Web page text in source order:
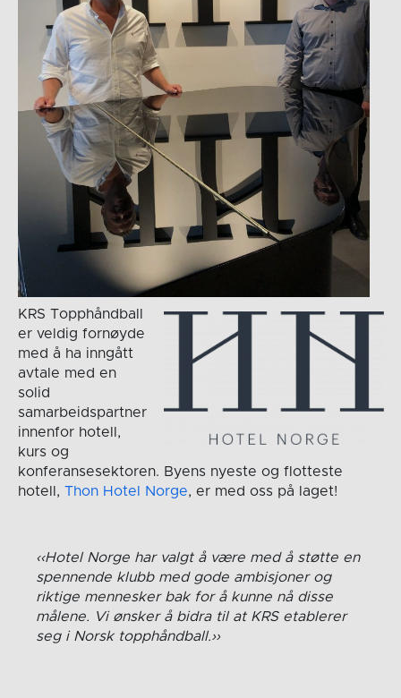
KRS Topphåndball
er veldig fornøyde
med å ha inngått
avtale med en
solid
samarbeidspartner
innenfor hotell,
kurs og
konferansesektoren. Byens nyeste og flotteste
hotell, Thon Hotel Norge, er med oss på laget!
Hotel Norge har valgt å være med å støtte en
spennende klubb med gode ambisjoner og
riktige mennesker bak for å kunne nå disse
målene. Vi ønsker å bidra til at KRS etablerer
seg i Norsk topphåndball.